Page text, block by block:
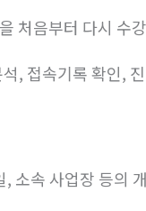
처음부터 다시
, 접속기록 확인,
속 사업장 등의